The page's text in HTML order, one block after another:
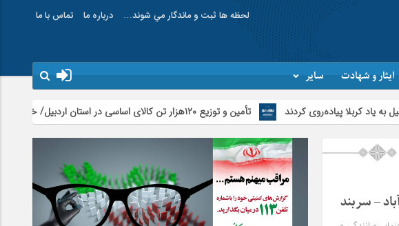
لحظه ها ثبت و ماندگار مي شوند… درباره ما تماس با ما
ایثار و شهادت سایر
پیاده‌روی کردند تأمین و توزیع ۱۲۰هزار تن کالای اساسی در استان اردبیل/ خط دوم ایکس‌ری گمرک بیله‌سوار با تجهیزات مدرن عملیاتی خواهد شد
– سربند